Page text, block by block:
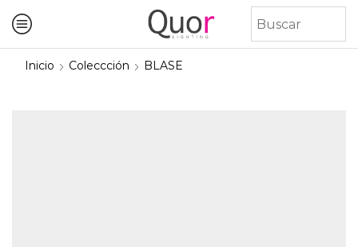
Inicio Coleccción BLASE